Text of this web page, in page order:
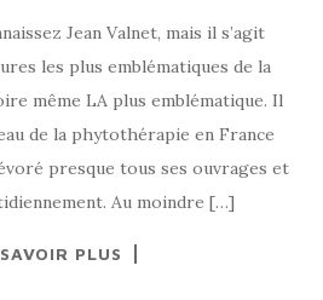
Jean Valnet, mais il s’agit
les plus emblématiques de la
même LA plus emblématique. Il
de la phytothérapie en France
presque tous ses ouvrages et
Au moindre […]
PLUS